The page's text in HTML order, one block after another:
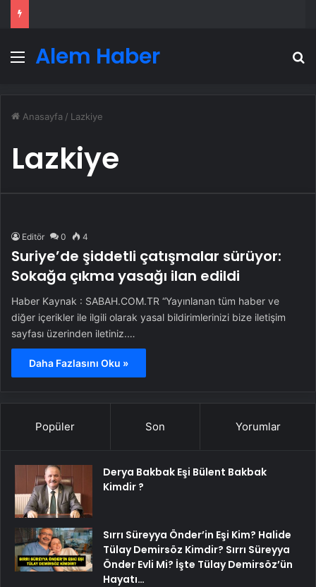
MenüAlem Haber
Anasayfa / Lazkiye
Lazkiye
Editör 0 4
Suriye’de şiddetli çatışmalar sürüyor:
Sokağa çıkma yasağı ilan edildi
Haber Kaynak : SABAH.COM.TR “Yayınlanan tüm haber ve
diğer içerikler ile ilgili olarak yasal bildirimlerinizi bize iletişim
sayfası üzerinden iletiniz.…
Daha Fazlasını Oku »
Popüler Son Yorumlar
Derya Bakbak Eşi Bülent Bakbak
Kimdir ?
Sırrı Süreyya Önder’in Eşi Kim? Halide
Tülay Demirsöz Kimdir? Sırrı Süreyya
Önder Evli Mi? İşte Tülay Demirsöz’ün
Hayatı…